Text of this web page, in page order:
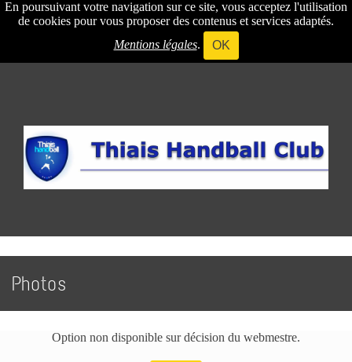
En poursuivant votre navigation sur ce site, vous acceptez l'utilisation
de cookies pour vous proposer des contenus et services adaptés.
Mentions légales. OK
Photos
Option non disponible sur décision du webmestre.